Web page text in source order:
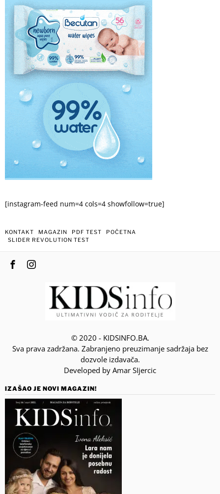
[instagram-feed num=4 cols=4 showfollow=true]
KONTAKT MAGAZIN PDF TEST
POČETNA
SLIDER REVOLUTION TEST
© 2020 - KIDSINFO.BA.
Sva prava zadržana. Zabranjeno preuzimanje sadržaja bez
dozvole izdavača.
Developed by Amar SIjercic
IZAŠAO JE NOVI MAGAZIN!